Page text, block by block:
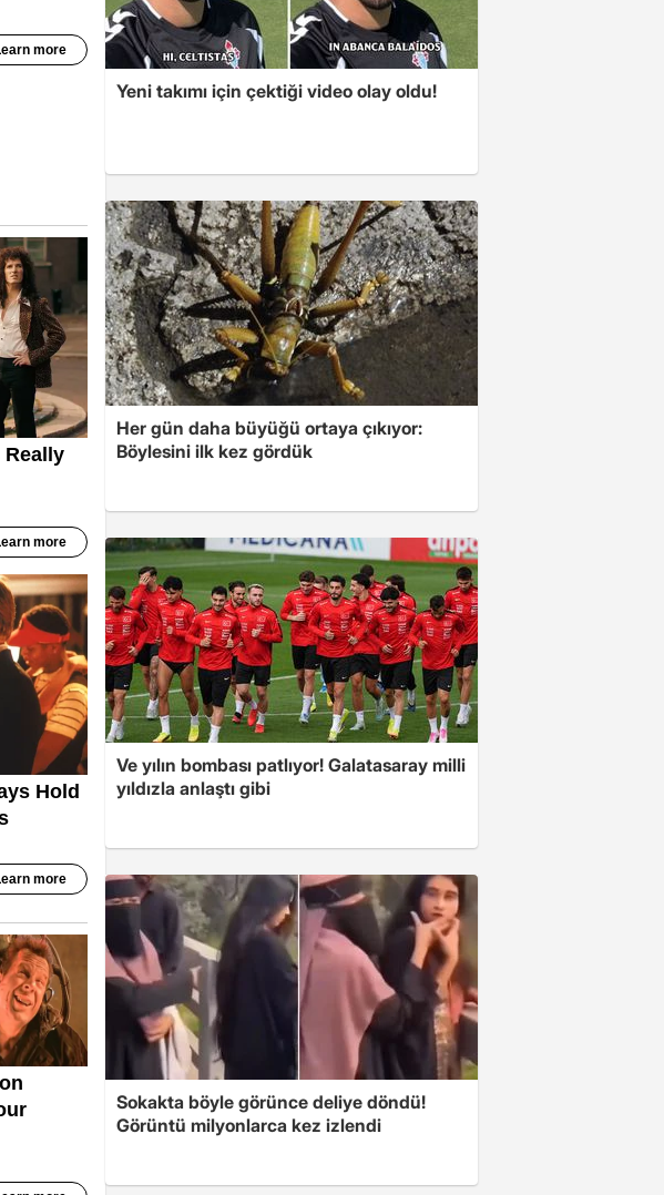
Yeni takımı için çektiği video olay oldu!
Her gün daha büyüğü ortaya çıkıyor:
Böylesini ilk kez gördük
Ve yılın bombası patlıyor! Galatasaray milli
yıldızla anlaştı gibi
Sokakta böyle görünce deliye döndü!
Görüntü milyonlarca kez izlendi